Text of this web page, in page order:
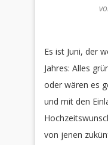
Es ist Juni, der
Jahres: Alles
oder wären es
und mit den
von jenen